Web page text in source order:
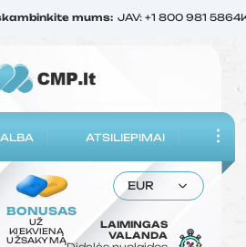
mums: JAV: +1 800 981 5864
ATSILIEPIMAI
BONUSAS
UŽ
KIEKVIENĄ
UŽSAKYMĄ
EUR
LAIMINGAS
VALANDA